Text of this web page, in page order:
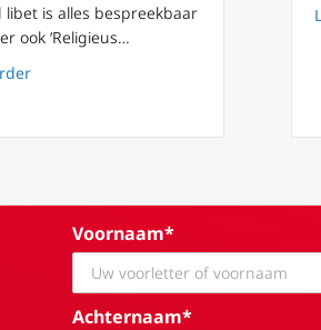
het de moeite waard is om na te
is alles bespreekbaar
ook ‘Religieus…
about Quodlibet: Erik Meganck,
Voornaam*
Achternaam*